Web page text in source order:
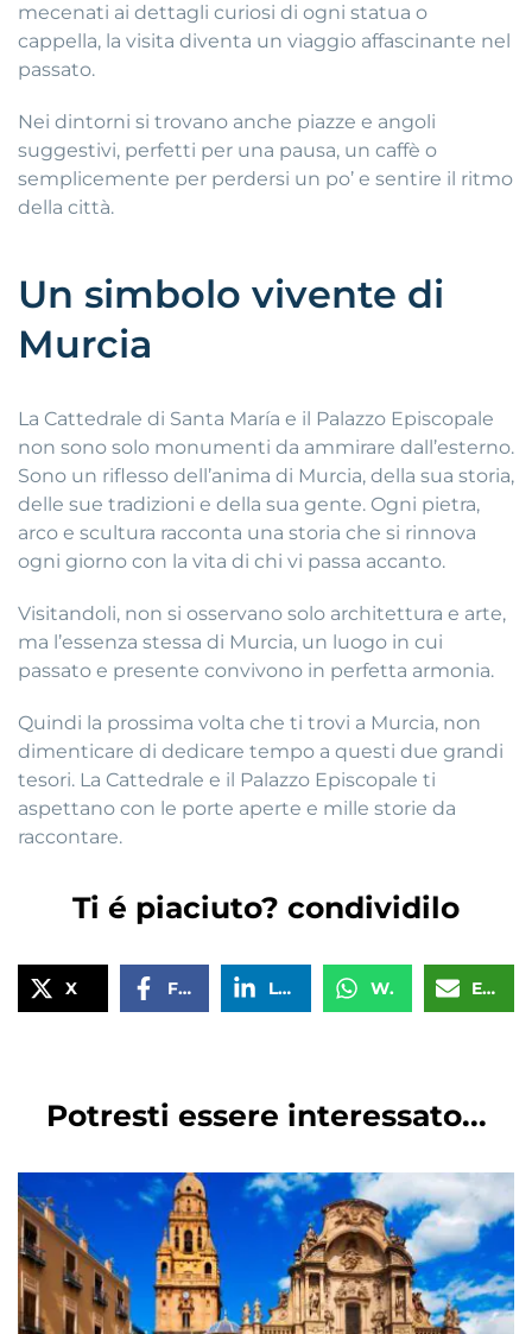
mecenati ai dettagli curiosi di ogni statua o
cappella, la visita diventa un viaggio affascinante nel
passato.
Nei dintorni si trovano anche piazze e angoli
suggestivi, perfetti per una pausa, un caffè o
semplicemente per perdersi un po’ e sentire il ritmo
della città.
Un simbolo vivente di
Murcia
La Cattedrale di Santa María e il Palazzo Episcopale
non sono solo monumenti da ammirare dall’esterno.
Sono un riflesso dell’anima di Murcia, della sua storia,
delle sue tradizioni e della sua gente. Ogni pietra,
arco e scultura racconta una storia che si rinnova
ogni giorno con la vita di chi vi passa accanto.
Visitandoli, non si osservano solo architettura e arte,
ma l’essenza stessa di Murcia, un luogo in cui
passato e presente convivono in perfetta armonia.
Quindi la prossima volta che ti trovi a Murcia, non
dimenticare di dedicare tempo a questi due grandi
tesori. La Cattedrale e il Palazzo Episcopale ti
aspettano con le porte aperte e mille storie da
raccontare.
Ti é piaciuto? condividilo
X Facebook LinkedIn WhatsApp Email
Potresti essere interessato...